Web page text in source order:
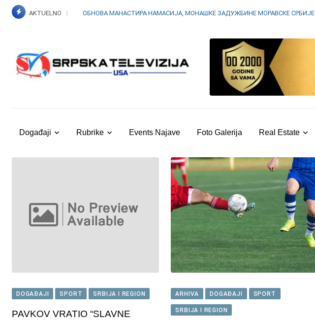
Skip
AKTUELNO ОБНОВА МАНАСТИРА НАМАСИЈА, МОНАШКЕ ЗАДУЖБИНЕ МОРАВСКЕ СРБИЈЕ
Događaji Rubrike Events Najave Foto Galerija Real Estate
DOGAĐAJI SPORT SRBIJA I REGION
PAVKOV VRATIO “SLAVNE
ARHIVA DOGAĐAJI SPORT
SRBIJA I REGION